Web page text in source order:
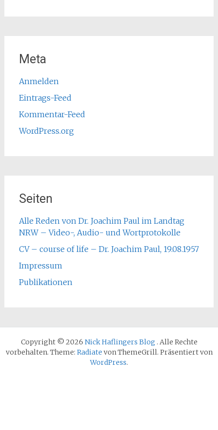
Meta
Anmelden
Eintrags-Feed
Kommentar-Feed
WordPress.org
Seiten
Alle Reden von Dr. Joachim Paul im Landtag
NRW – Video-, Audio- und Wortprotokolle
CV – course of life – Dr. Joachim Paul, 19.08.1957
Impressum
Publikationen
Copyright © 2026 Nick Haflingers Blog . Alle Rechte
vorbehalten. Theme: Radiate von ThemeGrill. Präsentiert von
WordPress.